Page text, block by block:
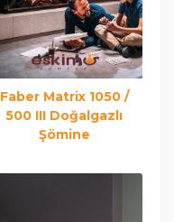
Faber Matrix 1050 /
500 III Doğalgazlı
Şömine